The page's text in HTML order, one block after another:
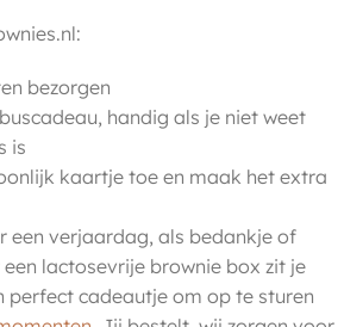
bezorgen
handig als je niet weet
is
kaartje toe en maak het extra
een verjaardag, als bedankje of
lactosevrije brownie box zit je
perfect cadeautje om op te sturen